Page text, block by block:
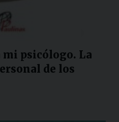
mi psicólogo. La
de los